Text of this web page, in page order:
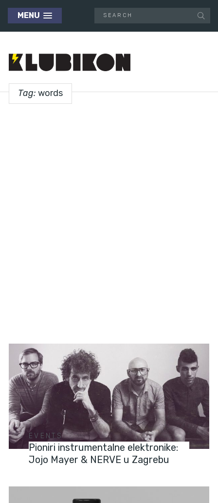
MENU
Tag: words
EVENTS
Pioniri instrumentalne elektronike:
Jojo Mayer & NERVE u Zagrebu